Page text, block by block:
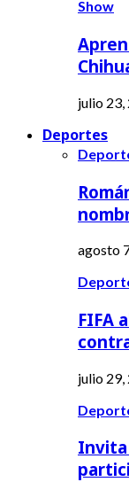
Show
julio 23,
Deportes
agosto
FIFA
julio 29,
Invita